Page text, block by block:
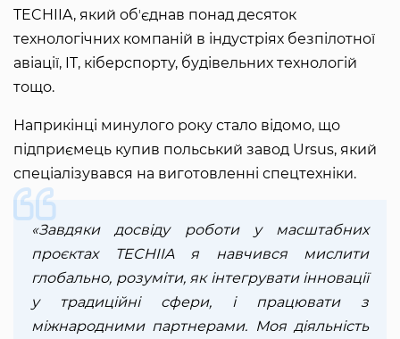
TECHIIA, який обʼєднав понад десяток
технологічних компаній в індустріях безпілотної
авіації, IT, кіберспорту, будівельних технологій
тощо.
Наприкінці минулого року стало відомо, що
підприємець купив польський завод Ursus, який
спеціалізувався на виготовленні спецтехніки.
«Завдяки досвіду роботи у масштабних
проєктах TECHIIA я навчився мислити
глобально, розуміти, як інтегрувати інновації
у традиційні сфери, і працювати з
міжнародними партнерами. Моя діяльність